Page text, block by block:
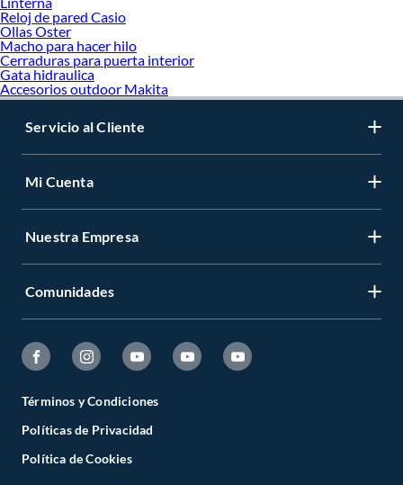
Reloj de pared Casio
Ollas Oster
Macho para hacer hilo
Cerraduras para puerta interior
Gata hidraulica
Accesorios outdoor Makita
Servicio al Cliente
Mi Cuenta
Nuestra Empresa
Comunidades
Términos y Condiciones
Políticas de Privacidad
Política de Cookies